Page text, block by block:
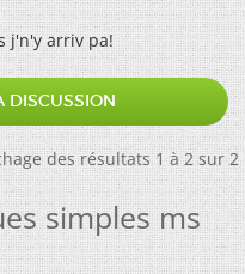
j'n'y arriv pa!
DISCUSSION
des résultats 1 à 2 sur 2
simples ms